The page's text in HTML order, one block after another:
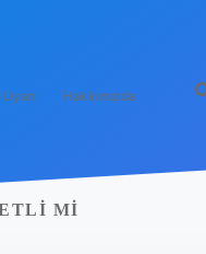
Hakkımızda
MI